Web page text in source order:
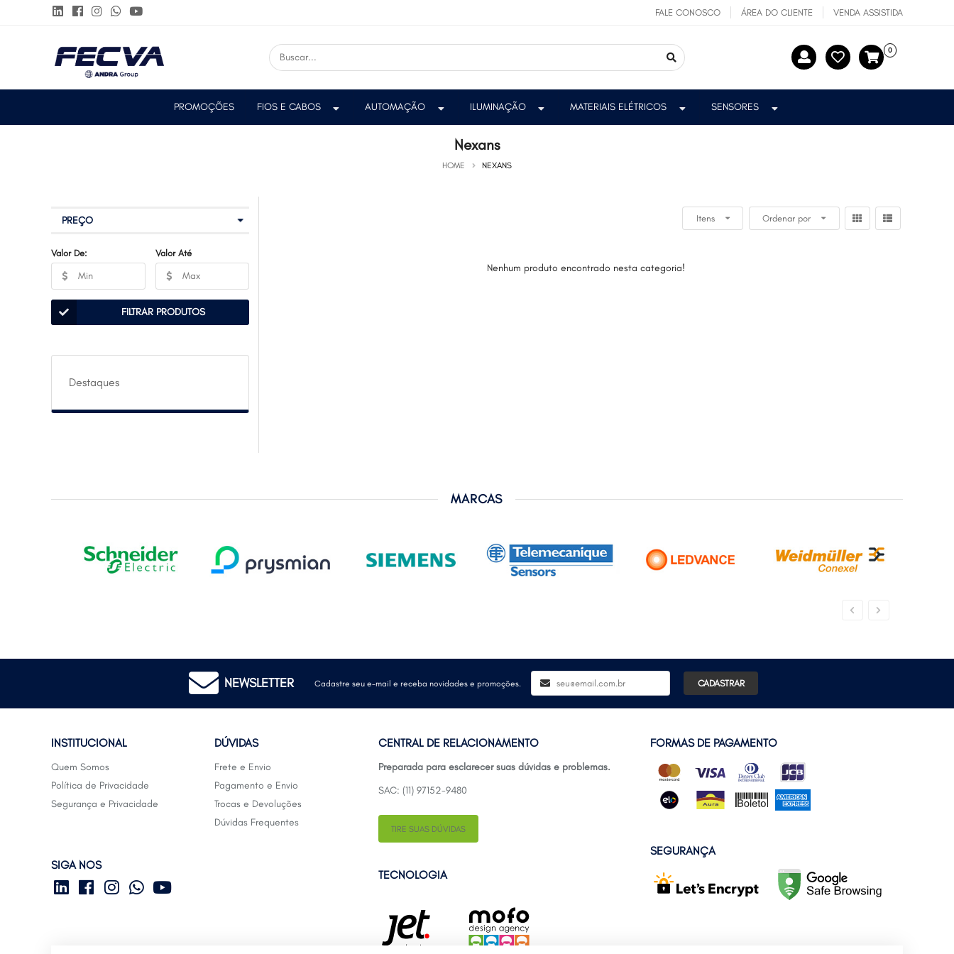
FALE CONOSCO ÁREA DO CLIENTE VENDA ASSISTIDA
0
PROMOÇÕES FIOS E CABOS AUTOMAÇÃO ILUMINAÇÃO MATERIAIS ELÉTRICOS SENSORES
Nexans
HOME NEXANS
PREÇO
Valor De: Valor Até
FILTRAR PRODUTOS
Destaques
Itens Ordenar por
Nenhum produto encontrado nesta categoria!
MARCAS
NEWSLETTER Cadastre seu e-mail e receba novidades e promoções. CADASTRAR
INSTITUCIONAL
Quem Somos
Política de Privacidade
Segurança e Privacidade
DÚVIDAS
Frete e Envio
Pagamento e Envio
Trocas e Devoluções
Dúvidas Frequentes
SIGA NOS
CENTRAL DE RELACIONAMENTO
Preparada para esclarecer suas dúvidas e problemas.
SAC: (11) 97152-9480
TIRE SUAS DÚVIDAS
TECNOLOGIA
FORMAS DE PAGAMENTO
SEGURANÇA